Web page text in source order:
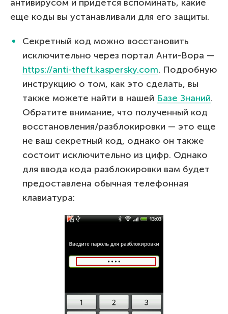
антивирусом и придется вспоминать, какие
еще коды вы устанавливали для его защиты.
Секретный код можно восстановить
исключительно через портал Анти-Вора —
https://anti-theft.kaspersky.com. Подробную
инструкцию о том, как это сделать, вы
также можете найти в нашей Базе Знаний.
Обратите внимание, что полученный код
восстановления/разблокировки — это еще
не ваш секретный код, однако он также
состоит исключительно из цифр. Однако
для ввода кода разблокировки вам будет
предоставлена обычная телефонная
клавиатура: